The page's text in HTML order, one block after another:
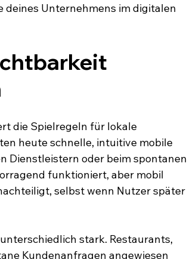
deines Unternehmens im digitalen
die Spielregeln für lokale
heute schnelle, intuitive mobile
Dienstleistern oder beim spontanen
funktioniert, aber mobil
selbst wenn Nutzer später
stark. Restaurants,
Kundenanfragen angewiesen